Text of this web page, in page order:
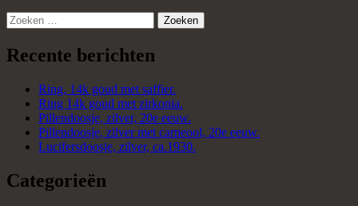
Zoeken
naar:
Recente berichten
Ring, 14k goud met saffier.
Ring 14k goud met zirkonia.
Pillendoosje, zilver, 20e eeuw.
Pillendoosje, zilver met carneool, 20e eeuw.
Lucifersdoosje, zilver, ca.1930.
Categorieën